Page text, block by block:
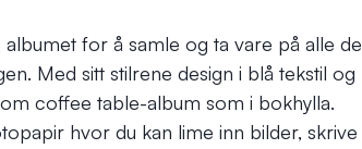
for å samle og ta vare på alle de
Med sitt stilrene design i blå tekstil og
coffee table-album som i bokhylla.
hvor du kan lime inn bilder, skrive